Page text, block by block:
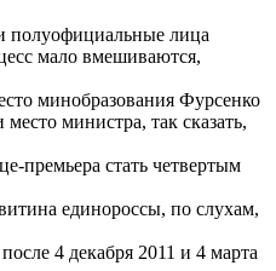
полуофициальные лица
мало вмешиваются,
минобразования Фурсенко
министра, так сказать,
премьера стать четвертым
единороссы, по слухам,
4 декабря 2011 и 4 марта